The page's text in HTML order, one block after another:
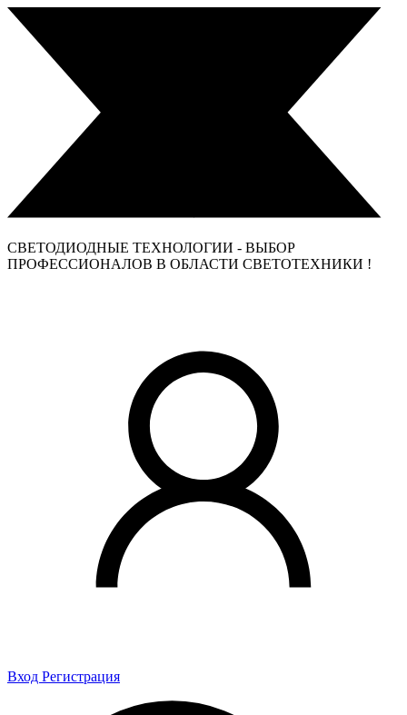
СВЕТОДИОДНЫЕ ТЕХНОЛОГИИ - ВЫБОР
ПРОФЕССИОНАЛОВ В ОБЛАСТИ СВЕТОТЕХНИКИ !
Вход Регистрация